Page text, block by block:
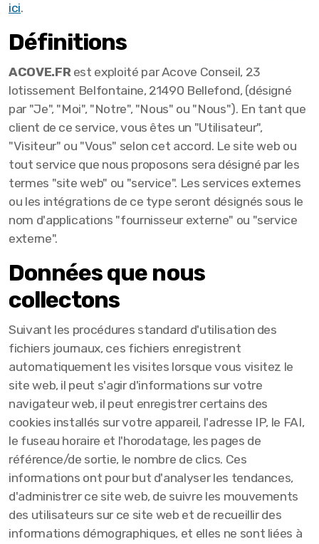
ici.
Définitions
ACOVE.FRest exploité par Acove Conseil, 23
lotissement Belfontaine, 21490 Bellefond, (désigné
par "Je", "Moi", "Notre", "Nous" ou "Nous"). En tant que
client de ce service, vous êtes un "Utilisateur",
"Visiteur" ou "Vous" selon cet accord. Le site web ou
tout service que nous proposons sera désigné par les
termes "site web" ou "service". Les services externes
ou les intégrations de ce type seront désignés sous le
nom d'applications "fournisseur externe" ou "service
externe".
Données que nous
collectons
Suivant les procédures standard d'utilisation des
fichiers journaux, ces fichiers enregistrent
automatiquement les visites lorsque vous visitez le
site web, il peut s'agir d'informations sur votre
navigateur web, il peut enregistrer certains des
cookies installés sur votre appareil, l'adresse IP, le FAI,
le fuseau horaire et l'horodatage, les pages de
référence/de sortie, le nombre de clics. Ces
informations ont pour but d'analyser les tendances,
d'administrer ce site web, de suivre les mouvements
des utilisateurs sur ce site web et de recueillir des
informations démographiques, et elles ne sont liées à